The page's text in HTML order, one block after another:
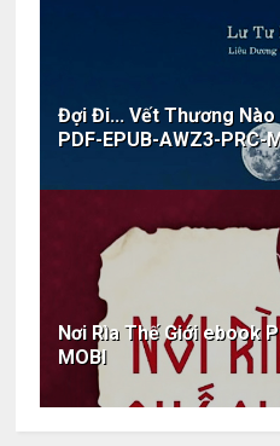
Đợi Đi... Vết Thương
PDF-EPUB-AWZ3-PRC-
Nơi Rìa Thế Giới ebook
MOBI